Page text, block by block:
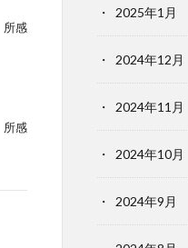
所感
所感
2025年1月
2024年12月
2024年11月
2024年10月
2024年9月